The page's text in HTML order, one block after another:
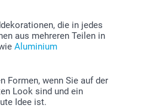
die in jedes
aus mehreren Teilen in
Aluminium
Formen, wenn Sie auf der
Look sind und ein
Idee ist.